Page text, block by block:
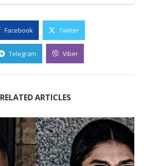
Facebook Twitter
Telegram Viber
RELATED ARTICLES